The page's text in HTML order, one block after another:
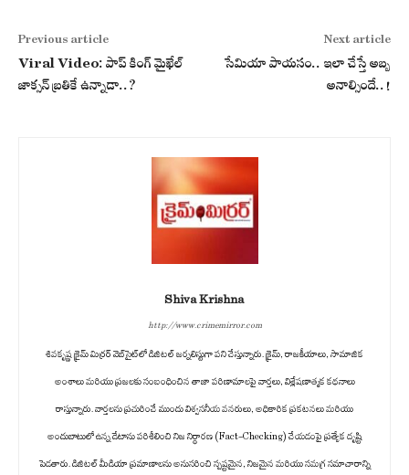
Previous article
Viral Video: పాప్ కింగ్ మైఖేల్
జాక్సన్ బ్రతికే ఉన్నాడా..?
Next article
సేమియా పాయసం.. ఇలా చేస్తే అబ్బ
అనాల్సిందే..!
Shiva Krishna
http://www.crimemirror.com
శివకృష్ణ క్రైమ్ మిర్రర్ వెబ్‌సైట్‌లో డిజిటల్ జర్నలిస్టుగా పని చేస్తున్నారు. క్రైమ్, రాజకీయాలు, సామాజిక
అంశాలు మరియు ప్రజలకు సంబంధించిన తాజా పరిణామాలపై వార్తలు, విశ్లేషణాత్మక కథనాలు
రాస్తున్నారు. వార్తలను ప్రచురించే ముందు విశ్వసనీయ వనరులు, అధికారిక ప్రకటనలు మరియు
అందుబాటులో ఉన్న డేటాను పరిశీలించి నిజ నిర్ధారణ (Fact-Checking) చేయడంపై ప్రత్యేక దృష్టి
పెడతారు. డిజిటల్ మీడియా ప్రమాణాలను అనుసరించి స్పష్టమైన, నిజమైన మరియు సమగ్ర సమాచారాన్ని